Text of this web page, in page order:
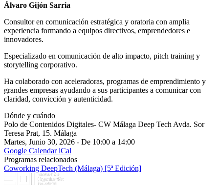
Álvaro Gijón Sarria
Consultor en comunicación estratégica y oratoria con amplia
experiencia formando a equipos directivos, emprendedores e
innovadores.
Especializado en comunicación de alto impacto, pitch training y
storytelling corporativo.
Ha colaborado con aceleradoras, programas de emprendimiento y
grandes empresas ayudando a sus participantes a comunicar con
claridad, convicción y autenticidad.
Dónde y cuándo
Polo de Contenidos Digitales- CW Málaga Deep Tech Avda. Sor
Teresa Prat, 15. Málaga
Martes, Junio 30, 2026 - De 10:00 a 14:00
Google CalendariCal
Programas relacionados
Coworking DeepTech (Málaga) [5ª Edición]